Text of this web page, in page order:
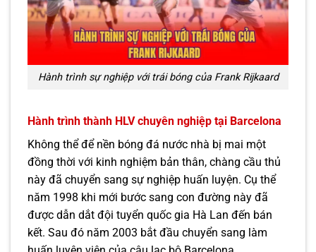
Hành trình sự nghiệp với trái bóng của Frank Rijkaard
Hành trình thành HLV chuyên nghiệp tại Barcelona
Không thể để nền bóng đá nước nhà bị mai một
đồng thời với kinh nghiệm bản thân, chàng cầu thủ
này đã chuyển sang sự nghiệp huấn luyện. Cụ thể
năm 1998 khi mới bước sang con đường này đã
được dẫn dắt đội tuyển quốc gia Hà Lan đến bán
kết. Sau đó năm 2003 bắt đầu chuyển sang làm